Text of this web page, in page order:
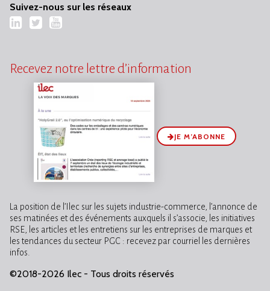
Suivez-nous sur les réseaux
LinkedIn
TwitterYouTube
Recevez notre lettre d’information
JE M’ABONNE
La position de l’Ilec sur les sujets industrie-commerce, l’annonce de
ses matinées et des événements auxquels il s’associe, les initiatives
RSE, les articles et les entretiens sur les entreprises de marques et
les tendances du secteur PGC : recevez par courriel les dernières
infos.
©2018-2026 Ilec - Tous droits réservés